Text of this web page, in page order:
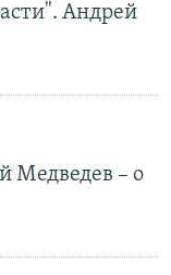
Андрей
Медведев – о